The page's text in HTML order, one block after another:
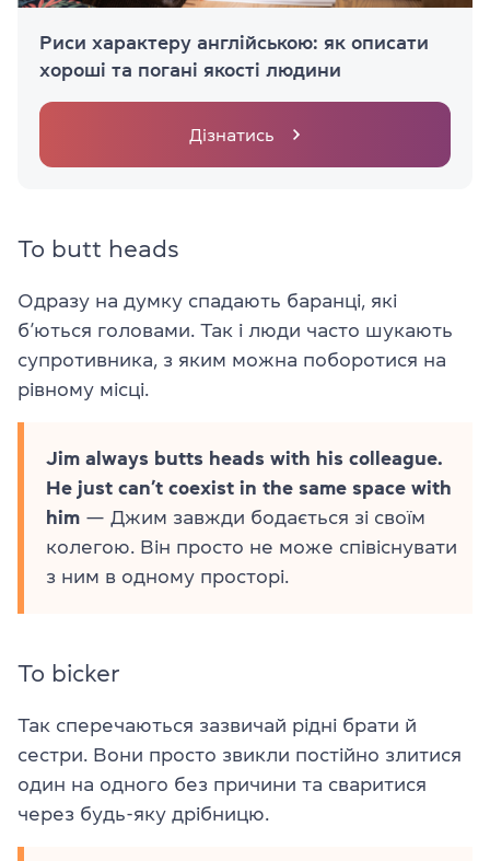
Риси характеру англійською: як описати
хороші та погані якості людини
Дізнатись
To butt heads
Одразу на думку спадають баранці, які
б’ються головами. Так і люди часто шукають
супротивника, з яким можна поборотися на
рівному місці.
Jim always butts heads with his colleague.
He just can’t coexist in the same space with
him — Джим завжди бодається зі своїм
колегою. Він просто не може співіснувати
з ним в одному просторі.
To bicker
Так сперечаються зазвичай рідні брати й
сестри. Вони просто звикли постійно злитися
один на одного без причини та сваритися
через будь-яку дрібницю.